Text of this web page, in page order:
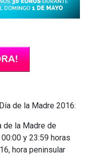
de la Madre 2016:
de la Madre de
y 23:59 horas
hora peninsular